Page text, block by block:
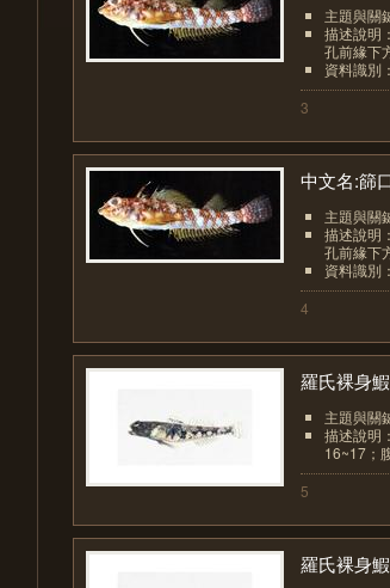
主題與關
描述說明
孔前緣下
資料識別
3
中文名:篩
主題與關
描述說明
孔前緣下
資料識別
4
羅氏裸身
主題與關
描述說明
16~17；
5
羅氏裸身